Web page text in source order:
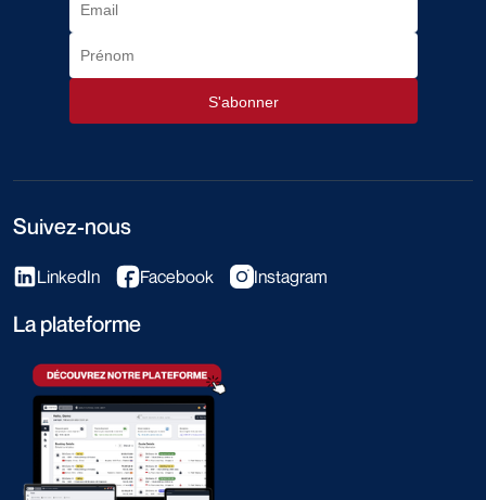
Suivez-nous
LinkedIn Facebook Instagram
La plateforme